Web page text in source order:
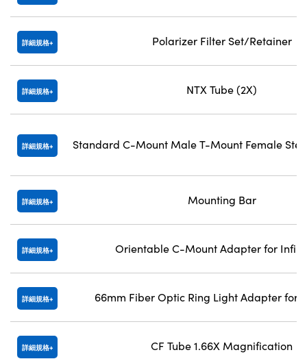
詳細規格 Polarizer Filter Set/Retainer
詳細規格 NTX Tube (2X)
詳細規格 Standard C-Mount Male T-Mount Female
詳細規格 Mounting Bar
詳細規格 Orientable C-Mount Adapter for
詳細規格 66mm Fiber Optic Ring Light Adapter for
詳細規格 CF Tube 1.66X Magnification